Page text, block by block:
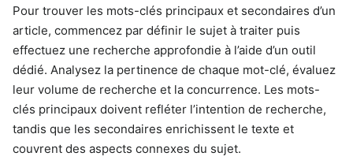
Pour trouver les mots-clés principaux et secondaires d’un
article, commencez par définir le sujet à traiter puis
effectuez une recherche approfondie à l’aide d’un outil
dédié. Analysez la pertinence de chaque mot-clé, évaluez
leur volume de recherche et la concurrence. Les mots-
clés principaux doivent refléter l’intention de recherche,
tandis que les secondaires enrichissent le texte et
couvrent des aspects connexes du sujet.